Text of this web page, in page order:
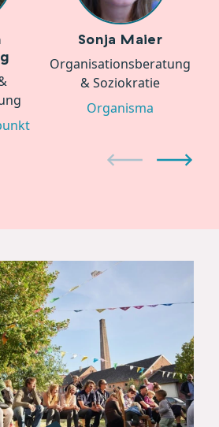
Sonja Maier
Organisationsberatung
& Soziokratie
Organisma